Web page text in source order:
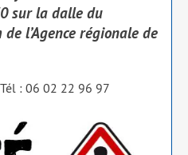
sur la dalle du
l’Agence régionale de
: 06 02 22 96 97